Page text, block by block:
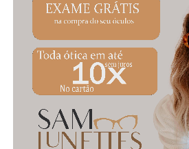
PUBLICIDADE
PUBLICIDADE
A proposta também considera
relacionadas a alterações
envolvendo TDAH e disfunções de